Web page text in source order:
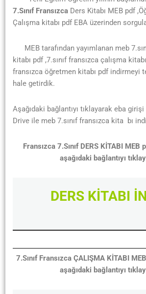
7.Sınıf Fransızca Ders Kitabı MEB pdf
Çalışma kitabı pdf EBA üzerinden
MEB tarafından yayımlanan meb
kitabı pdf ,7.sınıf fransızca çalışma
fransızca öğretmen kitabı pdf indirmeyi
hale getirdik.
Aşağıdaki bağlantıyı tıklayarak eba
Drive ile meb 7.sınıf fransızca kita bı
Fransızca 7.Sınıf DERS KİTABI
aşağıdaki bağlantıyı
DERS KİTABI
7.Sınıf Fransızca ÇALIŞMA KİTABI
aşağıdaki bağlantıyı